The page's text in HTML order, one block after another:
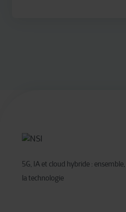
5G, IA et cloud hybride :
la technologie